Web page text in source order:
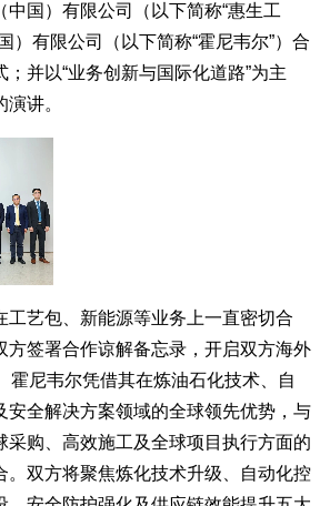
国）有限公司（以下简称“惠生工
）有限公司（以下简称“霍尼韦尔”）合
并以“业务创新与国际化道路”为主
讲。
工艺包、新能源等业务上一直密切合
方签署合作谅解备忘录，开启双方海外
霍尼韦尔凭借其在炼油石化技术、自
安全解决方案领域的全球领先优势，与
采购、高效施工及全球项目执行方面的
。双方将聚焦炼化技术升级、自动化控